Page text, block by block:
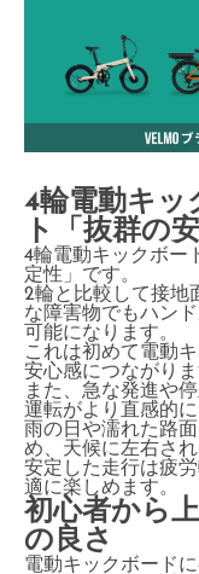
4輪電動キッ
ト「抜群の
4輪電動キックボー
定性」です。
2輪と比較して接地
な障害物でもハン
可能になります。
これは初めて電動
安心感につながりま
また、急な発進や
運転がより直感的に
雨の日や濡れた路
め、天候に左右さ
安定した走行は疲
適に楽しめます。
初心者から
の良さ
電動キックボード